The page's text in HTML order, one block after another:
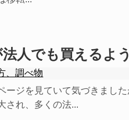
人でも買えるよ
、調べ物
ージを見ていて気づきまし
され、多くの法...